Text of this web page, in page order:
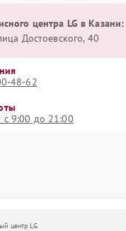
центра LG в Казани:
Достоевского, 40
48-62
с 9:00 до 21:00
центр LG